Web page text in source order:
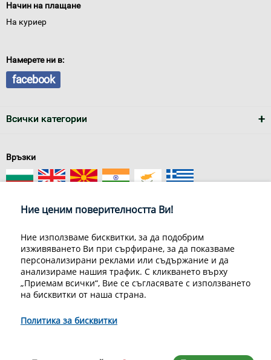
Начин на плащане
На куриер
Намерете ни в:
facebook
Всички категории
Връзки
За нас
Условия за доставка
Конфиденциалност на информацията
Общи условия
Декларация за личните данни
Често задавани въпроси
070070220
Ние ценим поверителността Ви!
Ние използваме бисквитки, за да подобрим
изживяването Ви при сърфиране, за да показваме
персонализирани реклами или съдържание и да
анализираме нашия трафик. С кликването върху
„Приемам всички“, Вие се съгласявате с използването
на бисквитки от наша страна.
Политика за бисквитки